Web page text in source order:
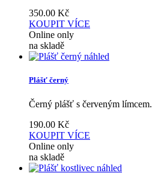
350.00 Kč
KOUPIT VÍCE
Online only
na skladě
náhled
Plášť černý
Černý plášť s červeným
190.00 Kč
KOUPIT VÍCE
Online only
na skladě
náhled